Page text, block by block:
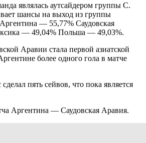
являлась аутсайдером группы С.
шансы на выход из группы
— 55,77% Саудовская
— 49,04% Польша — 49,03%.
Аравии стала первой азиатской
более одного гола в матче
пять сейвов, что пока является
Аргентина — Саудовская Аравия.